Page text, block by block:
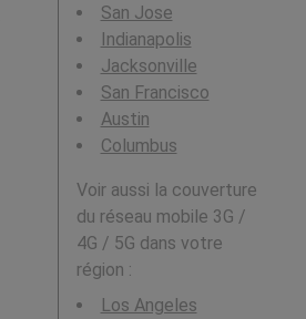
San Jose
Indianapolis
Jacksonville
San Francisco
Austin
Columbus
Voir aussi la couverture
du réseau mobile 3G /
4G / 5G dans votre
région :
Los Angeles